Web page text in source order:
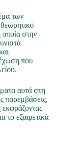
των
στην
που
αυτά στη
παρεμβάσεις,
εκφράζοντας
το εξαιρετικά